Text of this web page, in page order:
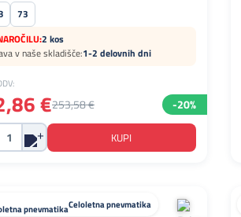
73
2 kos
v naše skladišče:1-2 delovnih dni
€253,58 € -20%
Celoletna pnevmatika